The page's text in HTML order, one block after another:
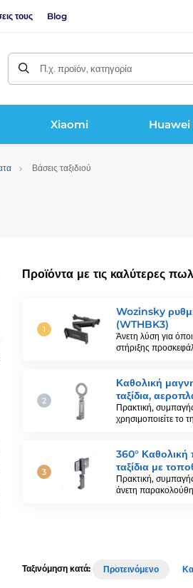
τους Blog
Π.χ. προϊόν, κατηγορία
Xiaomi Huawei
Βάσεις ταξιδιού
Προϊόντα με τις καλύτερες
Wozinsky
(WTHBK3)
Άνετη λύση για
στήριξης
Καθολική
ταξίδια,
Πρακτική,
χρησιμοποιείτε το
360° Καθολική
ταξίδια με
Πρακτική,
άνετη
Ταξινόμηση κατά: Προτεινόμενο